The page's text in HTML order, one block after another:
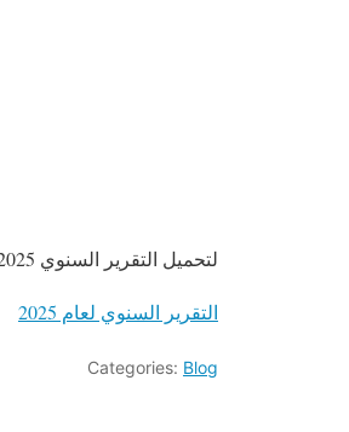
لتحميل التقرير السنوي 2025 الشركة المتكاملة للنقل المتعدد
التقرير السنوي لعام 2025
Categories: Blog